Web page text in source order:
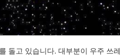
돌고 있습니다. 대부분이 우주 쓰